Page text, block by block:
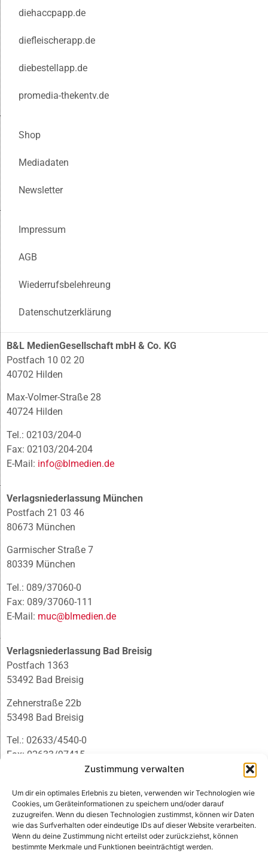
Zustimmung verwalten
Um dir ein optimales Erlebnis zu bieten, verwenden wir Technologien wie
Cookies, um Geräteinformationen zu speichern und/oder darauf
zuzugreifen. Wenn du diesen Technologien zustimmst, können wir Daten
wie das Surfverhalten oder eindeutige IDs auf dieser Website verarbeiten.
Wenn du deine Zustimmung nicht erteilst oder zurückziehst, können
bestimmte Merkmale und Funktionen beeinträchtigt werden.
diehaccpapp.de
diefleischerapp.de
diebestellapp.de
promedia-thekentv.de
Shop
Mediadaten
Newsletter
Impressum
AGB
Wiederrufsbelehreung
Datenschutzerklärung
B&L MedienGesellschaft mbH & Co. KG
Postfach 10 02 20
40702 Hilden
Max-Volmer-Straße 28
40724 Hilden
Tel.: 02103/204-0
Fax: 02103/204-204
E-Mail: info@blmedien.de
Verlagsniederlassung München
Postfach 21 03 46
80673 München
Garmischer Straße 7
80339 München
Tel.: 089/37060-0
Fax: 089/37060-111
E-Mail: muc@blmedien.de
Verlagsniederlassung Bad Breisig
Postfach 1363
53492 Bad Breisig
Zehnerstraße 22b
53498 Bad Breisig
Tel.: 02633/4540-0
Fax: 02633/97415
infobb@blmedien.de